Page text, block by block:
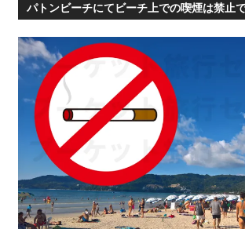
パトンビーチにてビーチ上での喫煙は禁止